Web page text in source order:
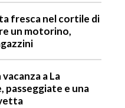
fresca nel cortile di
un motorino,
a La
passeggiate e una